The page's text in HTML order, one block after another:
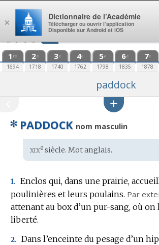
Aller au contenu
1 re
1694
2e
1718
3e
1740
4e
1762
5e
1798
6e
1835
7e
1878
paddock
✻ PADDOCK nom masculin
Étymologie
:
xixesiècle. Motanglais.
1. Enclos qui, dans une prairie,
poulinières et leurs poulains. Par
attenant au box d’un pur-sang, où on
liberté.
2. Dans l’enceinte du pesage d’un
×
Dictionnaire de l’Académie
Télécharger ou ouvrir l’application
Disponible sur Android et iOS